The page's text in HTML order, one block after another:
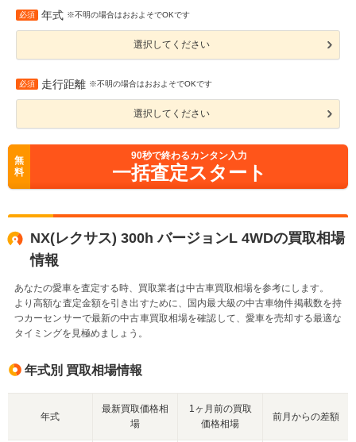
必須 年式 ※不明の場合はおおよそでOKです
選択してください
必須 走行距離 ※不明の場合はおおよそでOKです
選択してください
無
料
90秒で終わるカンタン入力
一括査定スタート
NX(レクサス) 300h バージョンL 4WDの買取相場
情報
あなたの愛車を査定する時、買取業者は中古車買取相場を参考にします。
より高額な査定金額を引き出すために、国内最大級の中古車物件掲載数を持
つカーセンサーで最新の中古車買取相場を確認して、愛車を売却する最適な
タイミングを見極めましょう。
年式別 買取相場情報
年式
最新買取価格相
場
1ヶ月前の買取
価格相場
前月からの差額